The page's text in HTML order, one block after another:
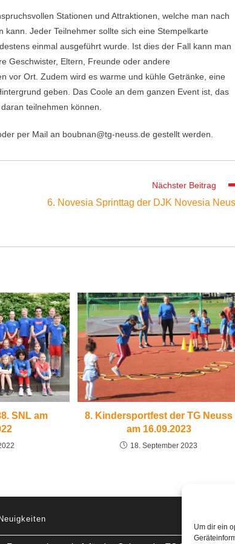
Um dir ein
Stationen und Attraktionen, welche man nach
Jeder Teilnehmer sollte sich eine Stempelkarte
einmal ausgeführt wurde. Ist dies der Fall kann man
Geschwister, Eltern, Freunde oder andere
vor Ort. Zudem wird es warme und kühle Getränke, eine
geben. Das Coole an dem ganzen Event ist, das
teilnehmen können.
per Mail an boubnan@tg-neuss.de gestellt werden.
Nächster Beitrag
6. Novesia Sprinttag der DJK Novesia
SNL am
8. Kindersportfest der TG Neuss
am 16.09.2023
18. September 2023
Neuigkeiten